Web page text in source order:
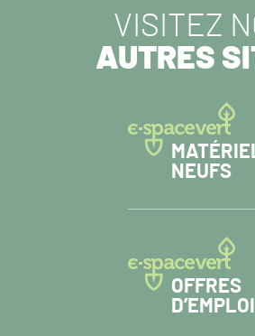
VISITEZ
AUTRES
NEUFS
OFFRES
D’EMPLOI